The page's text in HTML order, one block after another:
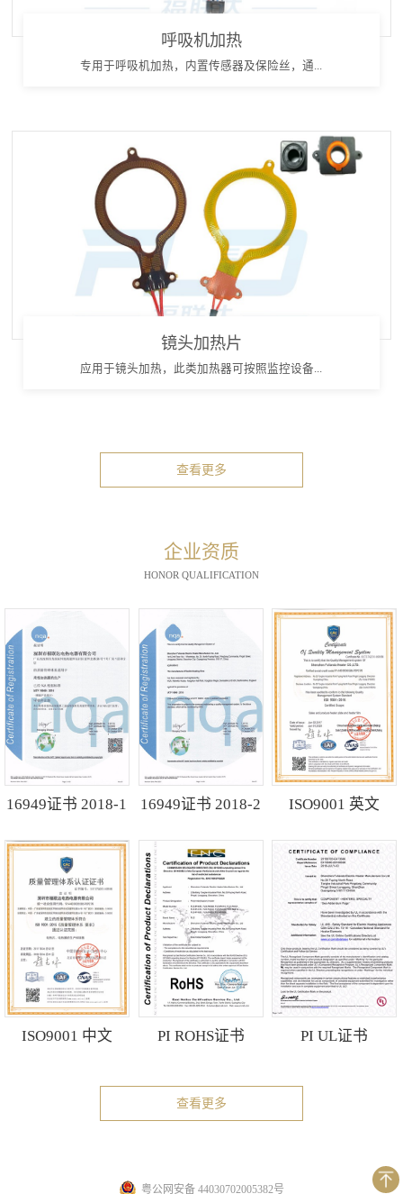
呼吸机加热
专用于呼吸机加热，内置传感器及保险丝，通...
镜头加热片
应用于镜头加热，此类加热器可按照监控设备...
查看更多
企业资质
HONOR QUALIFICATION
16949证书 2018-1 16949证书 2018-2 ISO9001 英文
ISO9001 中文 PI ROHS证书 PI UL证书
查看更多
粤公网安备 44030702005382号